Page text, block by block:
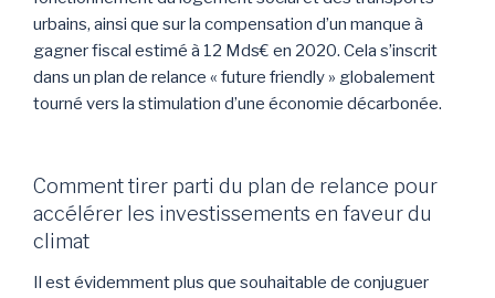
urbains, ainsi que sur la compensation d’un manque à
gagner fiscal estimé à 12 Mds€ en 2020. Cela s’inscrit
dans un plan de relance « future friendly » globalement
tourné vers la stimulation d’une économie décarbonée.
Comment tirer parti du plan de relance pour
accélérer les investissements en faveur du
climat
Il est évidemment plus que souhaitable de conjuguer